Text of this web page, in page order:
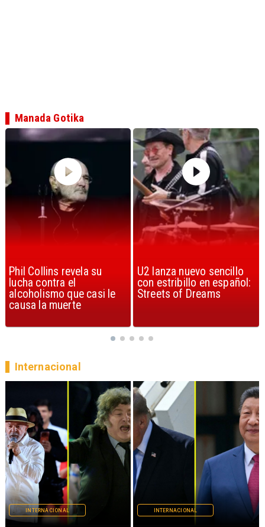
U2 lanza nuevo sencillo
con estribillo en español:
Streets of Dreams
“Africa” de Toto es
considerada la mejor
canción, según la ciencia
Manada Gotika
INTERNACIONAL INTERNACIONAL
Internacional